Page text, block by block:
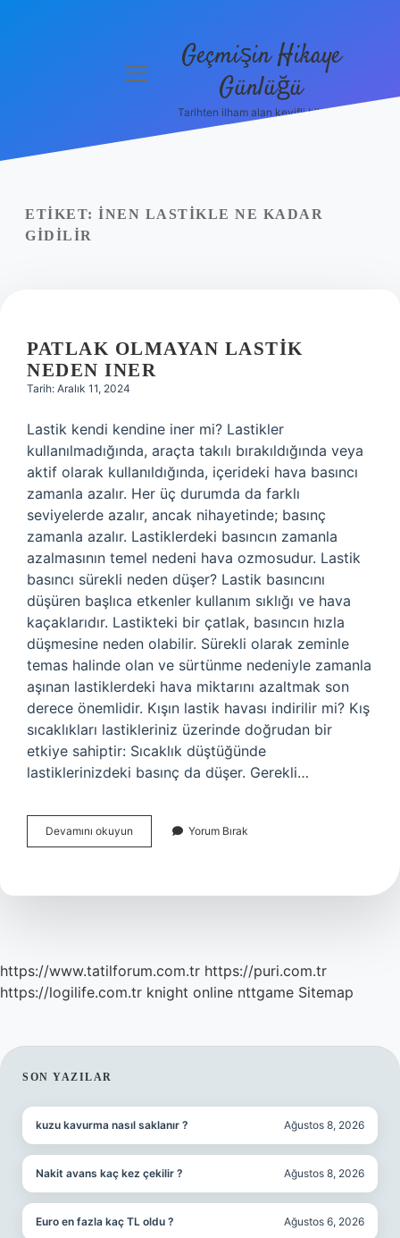
Yasal Uyarı
menüyü
Geçmişin Hikaye
Günlüğü
Tarihten ilham alan keyifli bilgiler!
ETIKET: İNEN LASTIKLE NE KADAR
GIDILIR
PATLAK OLMAYAN LASTIK
NEDEN INER
Tarih: Aralık 11, 2024
Lastik kendi kendine iner mi? Lastikler
kullanılmadığında, araçta takılı bırakıldığında veya
aktif olarak kullanıldığında, içerideki hava basıncı
zamanla azalır. Her üç durumda da farklı
seviyelerde azalır, ancak nihayetinde; basınç
zamanla azalır. Lastiklerdeki basıncın zamanla
azalmasının temel nedeni hava ozmosudur. Lastik
basıncı sürekli neden düşer? Lastik basıncını
düşüren başlıca etkenler kullanım sıklığı ve hava
kaçaklarıdır. Lastikteki bir çatlak, basıncın hızla
düşmesine neden olabilir. Sürekli olarak zeminle
temas halinde olan ve sürtünme nedeniyle zamanla
aşınan lastiklerdeki hava miktarını azaltmak son
derece önemlidir. Kışın lastik havası indirilir mi? Kış
sıcaklıkları lastikleriniz üzerinde doğrudan bir
etkiye sahiptir: Sıcaklık düştüğünde
lastiklerinizdeki basınç da düşer. Gerekli…
Devamını okuyun
Olmayan
Iner
Yorum Bırak
https://www.tatilforum.com.tr https://puri.com.tr
https://logilife.com.tr knight online nttgame Sitemap
SIDEBAR
SON YAZILAR
kuzu kavurma nasıl saklanır ? Ağustos 8, 2026
Nakit avans kaç kez çekilir ? Ağustos 8, 2026
Euro en fazla kaç TL oldu ? Ağustos 6, 2026